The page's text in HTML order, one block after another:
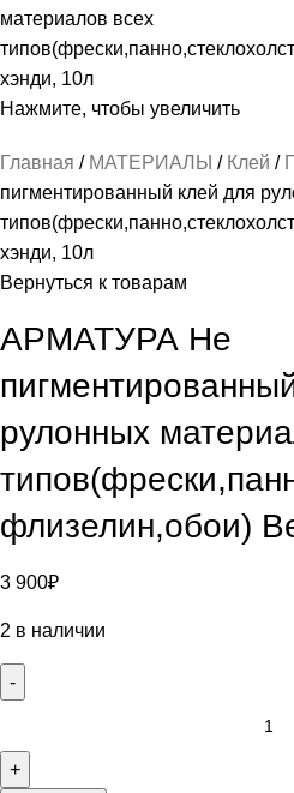
Нажмите, чтобы увеличить
Главная МАТЕРИАЛЫ Клей
пигментированный клей для
хэнди, 10л
Вернуться к товарам
АРМАТУРА Не
рулонных
флизелин,обои)
3 900₽
2 в наличии